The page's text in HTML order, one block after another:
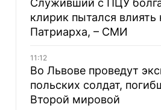
Служивший с ПЦУ
клирик пытался
Патриарха, – СМИ
11:12
Во Львове проведут
польских солдат,
Второй мировой